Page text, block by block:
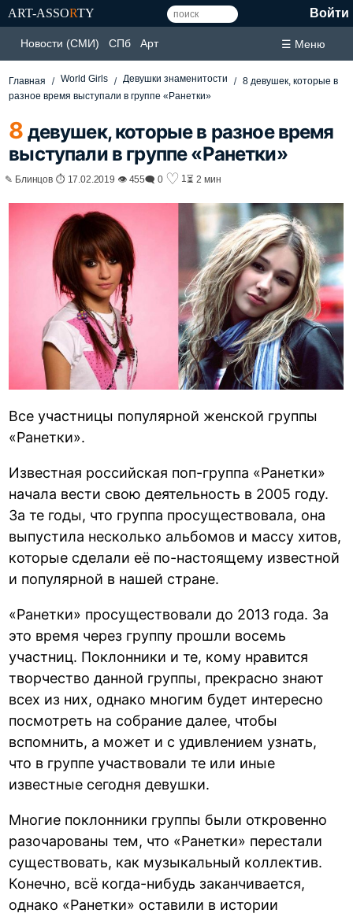
ART-ASSORTY Войти
Новости (СМИ) СПб Арт ☰ Меню
Главная World Girls Девушки знаменитости
8 девушек, которые в
разное время выступали в группе «Ранетки»
8 девушек, которые в разное время
выступали в группе «Ранетки»
✎ Блинцов ⏱ 17.02.2019 👁 455🗨 0 ♡ 1⏳ 2 мин
Все участницы популярной женской группы
«Ранетки».
Известная российская поп-группа «Ранетки»
начала вести свою деятельность в 2005 году.
За те годы, что группа просуществовала, она
выпустила несколько альбомов и массу хитов,
которые сделали её по-настоящему известной
и популярной в нашей стране.
«Ранетки» просуществовали до 2013 года. За
это время через группу прошли восемь
участниц. Поклонники и те, кому нравится
творчество данной группы, прекрасно знают
всех из них, однако многим будет интересно
посмотреть на собрание далее, чтобы
вспомнить, а может и с удивлением узнать,
что в группе участвовали те или иные
известные сегодня девушки.
Многие поклонники группы были откровенно
разочарованы тем, что «Ранетки» перестали
существовать, как музыкальный коллектив.
Конечно, всё когда-нибудь заканчивается,
однако «Ранетки» оставили в истории